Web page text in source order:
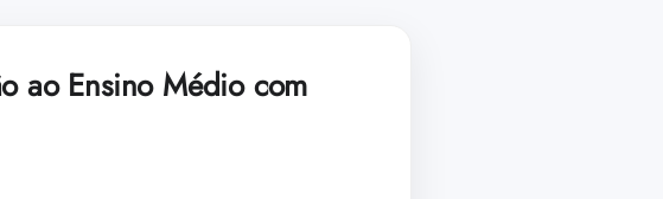
ao Ensino Médio com